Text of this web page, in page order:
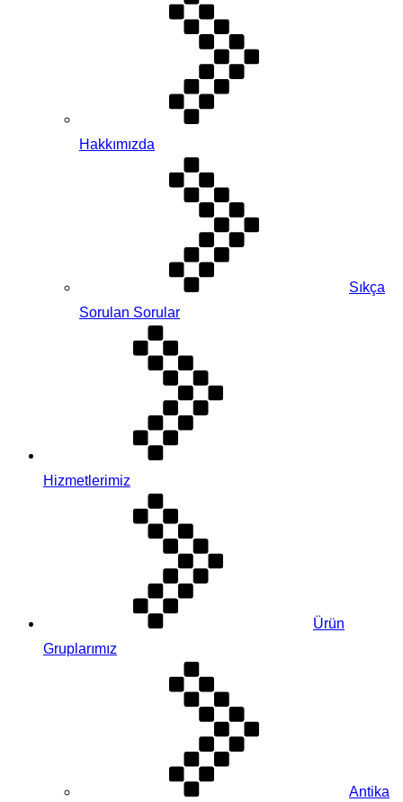
Hakkımızda
Sıkça
Sorulan Sorular
Hizmetlerimiz
Ürün
Gruplarımız
Antika